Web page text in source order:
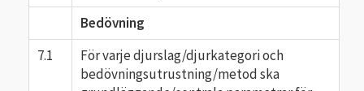
Bedövning
7.1
För varje djurslag/djurkategori och
bedövningsutrustning/metod ska